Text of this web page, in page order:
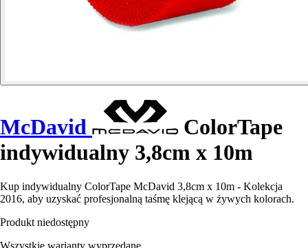
McDavid
ColorTape
indywidualny 3,8cm x 10m
Kup indywidualny ColorTape McDavid 3,8cm x 10m - Kolekcja
2016, aby uzyskać profesjonalną taśmę klejącą w żywych kolorach.
Produkt niedostępny
Wszystkie warianty wyprzedane